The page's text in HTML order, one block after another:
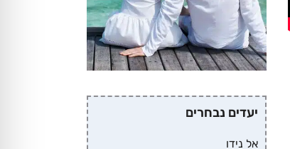
יעדים נבחרים
אל נידו